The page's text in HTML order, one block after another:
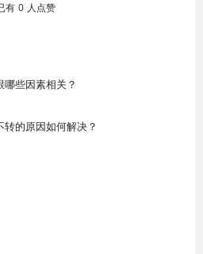
有 0 人点赞
些因素相关？
转的原因如何解决？